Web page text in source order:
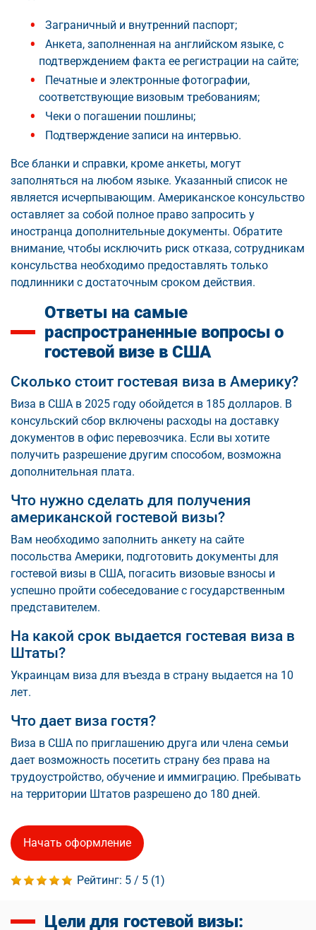
Заграничный и внутренний паспорт;
Анкета, заполненная на английском языке, с
подтверждением факта ее регистрации на сайте;
Печатные и электронные фотографии,
соответствующие визовым требованиям;
Чеки о погашении пошлины;
Подтверждение записи на интервью.
Все бланки и справки, кроме анкеты, могут
заполняться на любом языке. Указанный список не
является исчерпывающим. Американское консульство
оставляет за собой полное право запросить у
иностранца дополнительные документы. Обратите
внимание, чтобы исключить риск отказа, сотрудникам
консульства необходимо предоставлять только
подлинники с достаточным сроком действия.
Ответы на самые
распространенные вопросы о
гостевой визе в США
Сколько стоит гостевая виза в Америку?
Виза в США в 2025 году обойдется в 185 долларов. В
консульский сбор включены расходы на доставку
документов в офис перевозчика. Если вы хотите
получить разрешение другим способом, возможна
дополнительная плата.
Что нужно сделать для получения
американской гостевой визы?
Вам необходимо заполнить анкету на сайте
посольства Америки, подготовить документы для
гостевой визы в США, погасить визовые взносы и
успешно пройти собеседование с государственным
представителем.
На какой срок выдается гостевая виза в
Штаты?
Украинцам виза для въезда в страну выдается на 10
лет.
Что дает виза гостя?
Виза в США по приглашению друга или члена семьи
дает возможность посетить страну без права на
трудоустройство, обучение и иммиграцию. Пребывать
на территории Штатов разрешено до 180 дней.
Начать оформление
Рейтинг: 5 / 5 (1)
Цели для гостевой визы: